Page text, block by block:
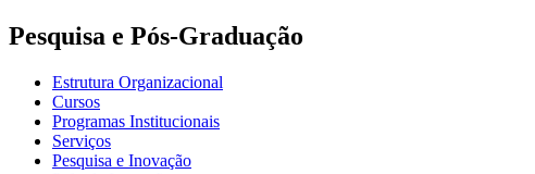
Pesquisa e Pós-Graduação
Estrutura Organizacional
Cursos
Programas Institucionais
Serviços
Pesquisa e Inovação